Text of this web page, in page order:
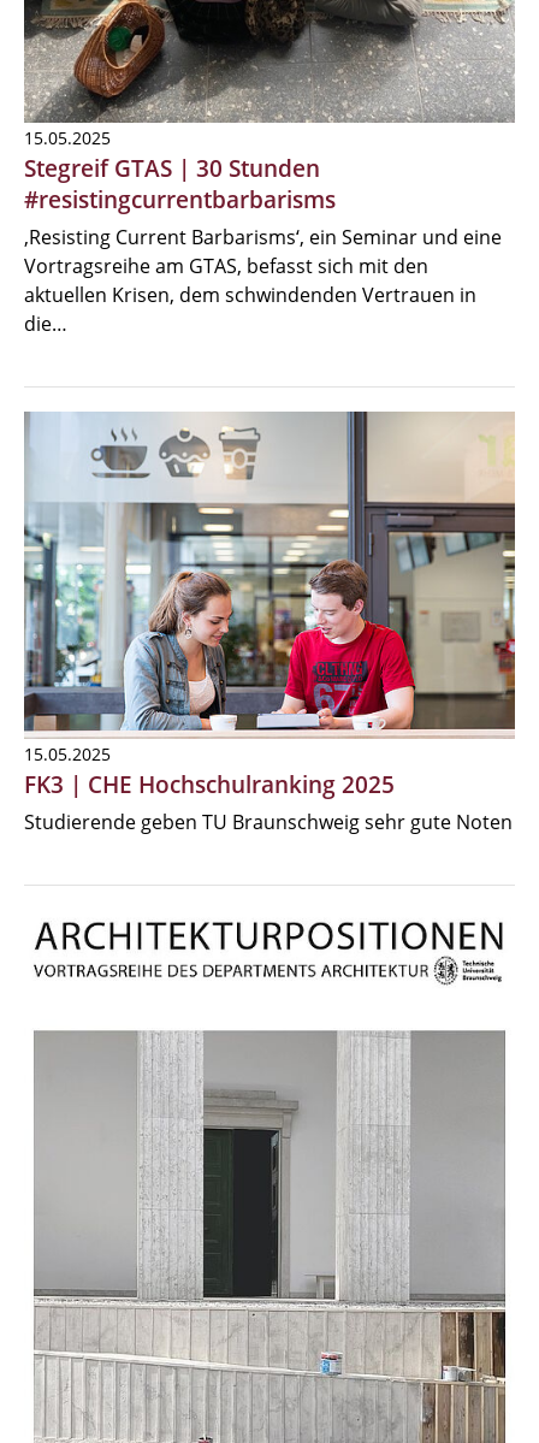
15.05.2025
Stegreif GTAS | 30 Stunden
#resistingcurrentbarbarisms
‚Resisting Current Barbarisms‘, ein Seminar und eine
Vortragsreihe am GTAS, befasst sich mit den
aktuellen Krisen, dem schwindenden Vertrauen in
die…
15.05.2025
FK3 | CHE Hochschulranking 2025
Studierende geben TU Braunschweig sehr gute Noten